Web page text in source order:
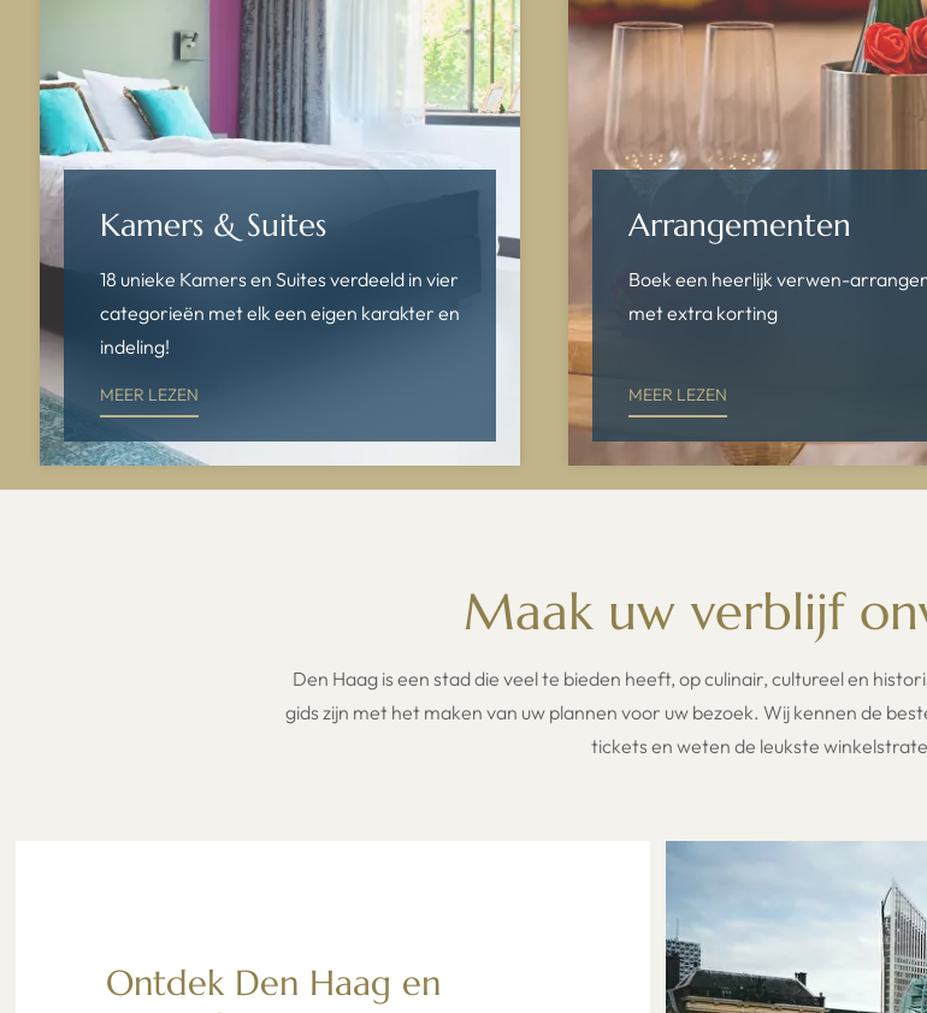
Kamers & Suites
18 unieke Kamers en Suites verdeeld in vier
categorieën met elk een eigen karakter en
indeling!
MEER LEZEN
Arrangementen
Boek een heerlijk verwen-
met extra korting
MEER LEZEN
Maak uw verblijf
Den Haag is een stad die veel te bieden heeft, op culinair, cultureel en
gids zijn met het maken van uw plannen voor uw bezoek. Wij kennen de
tickets en weten de leukste
Ontdek Den Haag en